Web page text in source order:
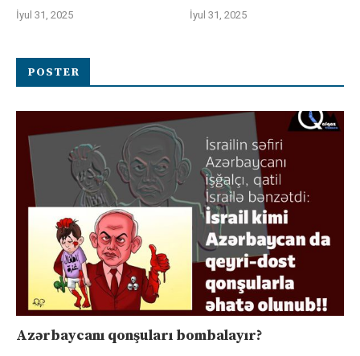
İyul 31, 2025 İyul 31, 2025
POSTER
Azərbaycanı qonşuları bombalayır?